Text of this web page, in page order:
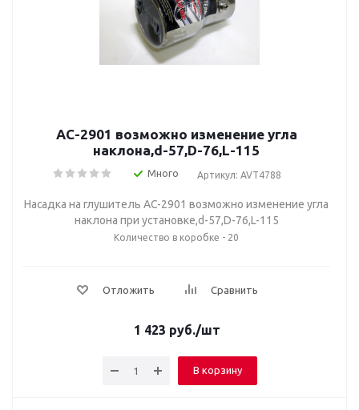
AC-2901 возможно изменение угла
наклона,d-57,D-76,L-115
Много Артикул: AVT4788
Насадка на глушитель AC-2901 возможно изменение угла
наклона при установке,d-57,D-76,L-115
Количество в коробке - 20
Отложить Сравнить
1 423 руб./шт
В корзину